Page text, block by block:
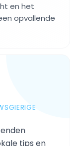
en het
opvallende
tips en